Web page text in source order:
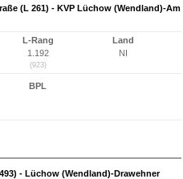
(L 261) - KVP Lüchow (Wendland)-Am
L-Rang
1.192
(923)
Land
NI
BPL
- Lüchow (Wendland)-Drawehner